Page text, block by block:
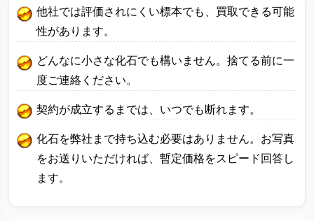
他社では評価されにくい標本でも、買取できる可能
性があります。
どんなに小さな化石でも構いません。捨てる前に一
度ご連絡ください。
契約が成立するまでは、いつでも断れます。
化石を弊社まで持ち込む必要はありません。お写真
をお送りいただければ、暫定価格をスピード回答し
ます。